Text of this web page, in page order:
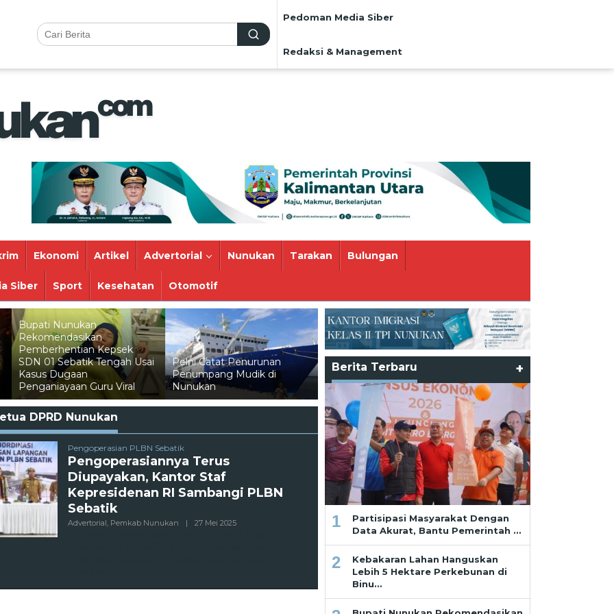
Pedoman Media Siber
Redaksi & Management
Ekonomi Artikel Advertorial Nunukan Tarakan Bulungan
Siber Sport Kesehatan Otomotif
Bupati Nunukan
Rekomendasikan
Pemberhentian Kepsek
SDN 01 Sebatik Tengah Usai
Kasus Dugaan
Penganiayaan Guru Viral
Pelni Catat Penurunan
Penumpang Mudik di
Nunukan
Ramadhan dan Pekikan dari
Saf Paling Belakang
Partisipasi Masyarakat
Dengan Data Akurat, Bantu
Pemerintah Hadirkan
Masyarakat dan Pelaku
Usaha
DPRD Nunukan
Pengoperasian PLBN Sebatik
Pengoperasiannya Terus
Diupayakan, Kantor Staf
Kepresidenan RI Sambangi PLBN
Sebatik
Advertorial Pemkab Nunukan | 27 Mei 2025Oleh
Berita Terbaru +
1
Partisipasi Masyarakat Dengan
Data Akurat, Bantu Pemerintah …
2
Kebakaran Lahan Hanguskan
Lebih 5 Hektare Perkebunan di
Binu…